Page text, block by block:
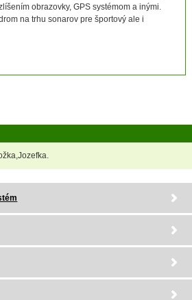
obrazovky, GPS systémom a inými.
na trhu sonarov pre športový ale i